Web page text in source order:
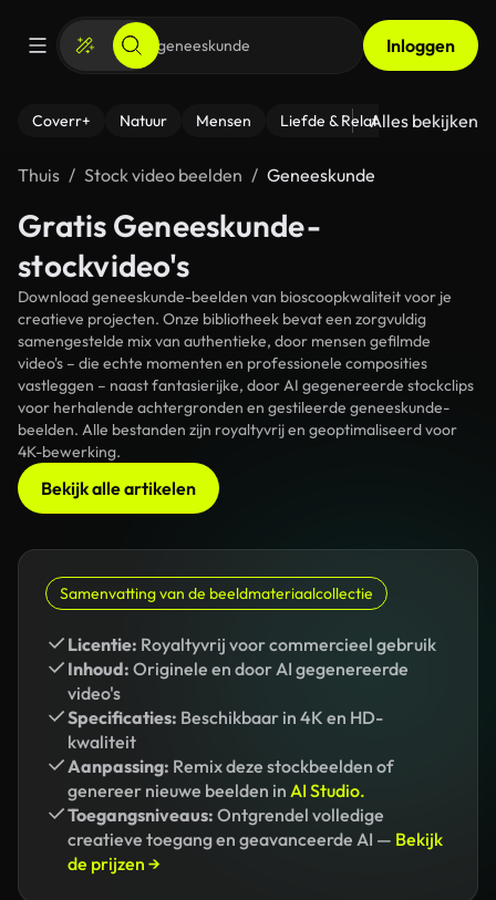
Inloggen
Coverr+ Natuur Mensen Liefde & Relaties - Fitness
Alles bekijken
Thuis Stock video beelden Geneeskunde
Gratis Geneeskunde-
stockvideo's
Download geneeskunde-beelden van bioscoopkwaliteit voor je
creatieve projecten. Onze bibliotheek bevat een zorgvuldig
samengestelde mix van authentieke, door mensen gefilmde
video's – die echte momenten en professionele composities
vastleggen – naast fantasierijke, door AI gegenereerde stockclips
voor herhalende achtergronden en gestileerde geneeskunde-
beelden. Alle bestanden zijn royaltyvrij en geoptimaliseerd voor
4K-bewerking.
Bekijk alle artikelen
Samenvatting van de beeldmateriaalcollectie
Licentie: Royaltyvrij voor commercieel gebruik
Inhoud: Originele en door AI gegenereerde
video's
Specificaties: Beschikbaar in 4K en HD-
kwaliteit
Aanpassing: Remix deze stockbeelden of
genereer nieuwe beelden in AI Studio.
Toegangsniveaus: Ontgrendel volledige
creatieve toegang en geavanceerde AI — Bekijk
de prijzen →